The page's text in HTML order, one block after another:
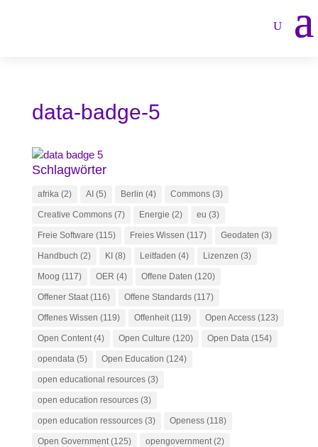
data-badge-5
Schlagwörter
afrika(2) AI (5) Berlin (4) Commons(3)
Creative Commons(7) Energie (2) eu (3)
Freie Software (115) Freies Wissen (117) Geodaten (3)
Handbuch (2) KI (8) Leitfaden (4) Lizenzen (3)
Moog (117) OER (4) Offene Daten (120)
Offener Staat(116) Offene Standards(117)
Offenes Wissen (119) Offenheit(119) Open Access(123)
Open Content(4) Open Culture (120) Open Data(154)
opendata(5) Open Education (124)
open educational resources(3)
open education resources(3)
open education ressources(3) Openess(118)
Open Government(125) opengovernment(2)